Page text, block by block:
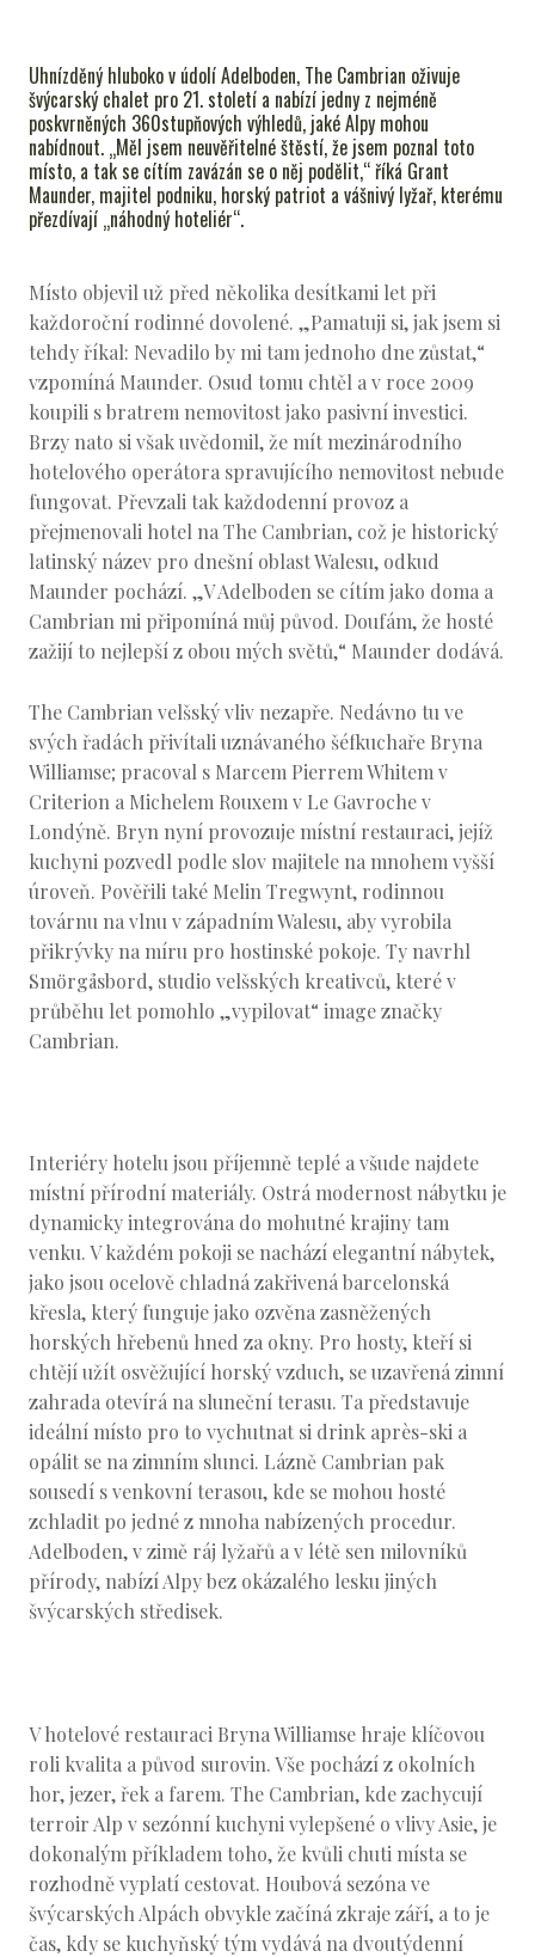
Uhnízděný hluboko v údolí Adelboden, The Cambrian oživuje
švýcarský chalet pro 21. století a nabízí jedny z nejméně
poskvrněných 360stupňových výhledů, jaké Alpy mohou
nabídnout. „Měl jsem neuvěřitelné štěstí, že jsem poznal toto
místo, a tak se cítím zavázán se o něj podělit,“ říká Grant
Maunder, majitel podniku, horský patriot a vášnivý lyžař, kterému
přezdívají „náhodný hoteliér“.
Místo objevil už před několika desítkami let při
každoroční rodinné dovolené. „Pamatuji si, jak jsem si
tehdy říkal: Nevadilo by mi tam jednoho dne zůstat,“
vzpomíná Maunder. Osud tomu chtěl a v roce 2009
koupili s bratrem nemovitost jako pasivní investici.
Brzy nato si však uvědomil, že mít mezinárodního
hotelového operátora spravujícího nemovitost nebude
fungovat. Převzali tak každodenní provoz a
přejmenovali hotel na The Cambrian, což je historický
latinský název pro dnešní oblast Walesu, odkud
Maunder pochází. „V Adelboden se cítím jako doma a
Cambrian mi připomíná můj původ. Doufám, že hosté
zažijí to nejlepší z obou mých světů,“ Maunder dodává.
The Cambrian velšský vliv nezapře. Nedávno tu ve
svých řadách přivítali uznávaného šéfkuchaře Bryna
Williamse; pracoval s Marcem Pierrem Whitem v
Criterion a Michelem Rouxem v Le Gavroche v
Londýně. Bryn nyní provozuje místní restauraci, jejíž
kuchyni pozvedl podle slov majitele na mnohem vyšší
úroveň. Pověřili také Melin Tregwynt, rodinnou
továrnu na vlnu v západním Walesu, aby vyrobila
přikrývky na míru pro hostinské pokoje. Ty navrhl
Smörgåsbord, studio velšských kreativců, které v
průběhu let pomohlo „vypilovat“ image značky
Cambrian.
Interiéry hotelu jsou příjemně teplé a všude najdete
místní přírodní materiály. Ostrá modernost nábytku je
dynamicky integrována do mohutné krajiny tam
venku. V každém pokoji se nachází elegantní nábytek,
jako jsou ocelově chladná zakřivená barcelonská
křesla, který funguje jako ozvěna zasněžených
horských hřebenů hned za okny. Pro hosty, kteří si
chtějí užít osvěžující horský vzduch, se uzavřená zimní
zahrada otevírá na sluneční terasu. Ta představuje
ideální místo pro to vychutnat si drink après-ski a
opálit se na zimním slunci. Lázně Cambrian pak
sousedí s venkovní terasou, kde se mohou hosté
zchladit po jedné z mnoha nabízených procedur.
Adelboden, v zimě ráj lyžařů a v létě sen milovníků
přírody, nabízí Alpy bez okázalého lesku jiných
švýcarských středisek.
V hotelové restauraci Bryna Williamse hraje klíčovou
roli kvalita a původ surovin. Vše pochází z okolních
hor, jezer, řek a farem. The Cambrian, kde zachycují
terroir Alp v sezónní kuchyni vylepšené o vlivy Asie, je
dokonalým příkladem toho, že kvůli chuti místa se
rozhodně vyplatí cestovat. Houbová sezóna ve
švýcarských Alpách obvykle začíná zkraje září, a to je
čas, kdy se kuchyňský tým vydává na dvoutýdenní